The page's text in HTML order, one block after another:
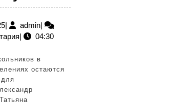
тернии
к
знаниям?
Дети из
небольших
селений
27.11.2025
| adminadmin
|
| 04:30
в
остаются